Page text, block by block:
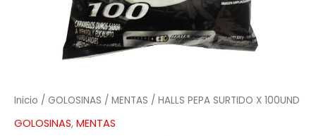
Inicio / GOLOSINAS / MENTAS / HALLS PEPA SURTIDO X 100UND
GOLOSINAS, MENTAS